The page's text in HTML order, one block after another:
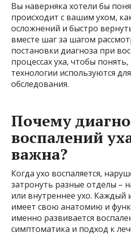
Вы наверняка хотели бы
происходит с вашим ухом,
осложнений и быстро
вместе шаг за шагом
постановки диагноза при
процессах уха, чтобы
технологии используются
обследования.
Почему
воспалений
важна?
Когда ухо воспаляется,
затронуть разные отделы –
или внутреннее ухо. Каждый
имеет свою анатомию и
именно развивается
симптоматика и подход к